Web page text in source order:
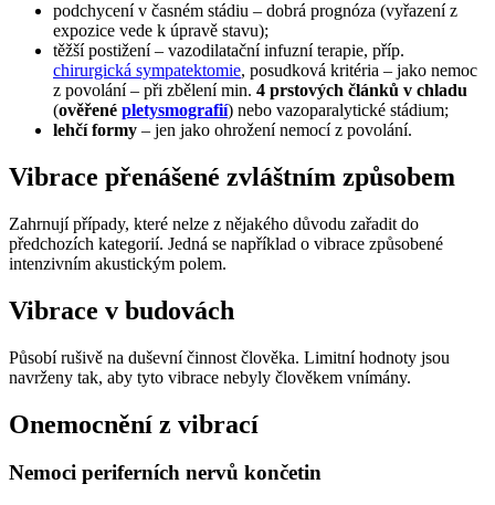
podchycení v časném stádiu – dobrá prognóza (vyřazení z
expozice vede k úpravě stavu);
těžší postižení – vazodilatační infuzní terapie, příp.
chirurgická sympatektomie, posudková kritéria – jako nemoc
z povolání – při zbělení min. 4 prstových článků v chladu
(ověřené pletysmografií) nebo vazoparalytické stádium;
lehčí formy – jen jako ohrožení nemocí z povolání.
Vibrace přenášené zvláštním způsobem
Zahrnují případy, které nelze z nějakého důvodu zařadit do
předchozích kategorií. Jedná se například o vibrace způsobené
intenzivním akustickým polem.
Vibrace v budovách
Působí rušivě na duševní činnost člověka. Limitní hodnoty jsou
navrženy tak, aby tyto vibrace nebyly člověkem vnímány.
Onemocnění z vibrací
Nemoci periferních nervů končetin